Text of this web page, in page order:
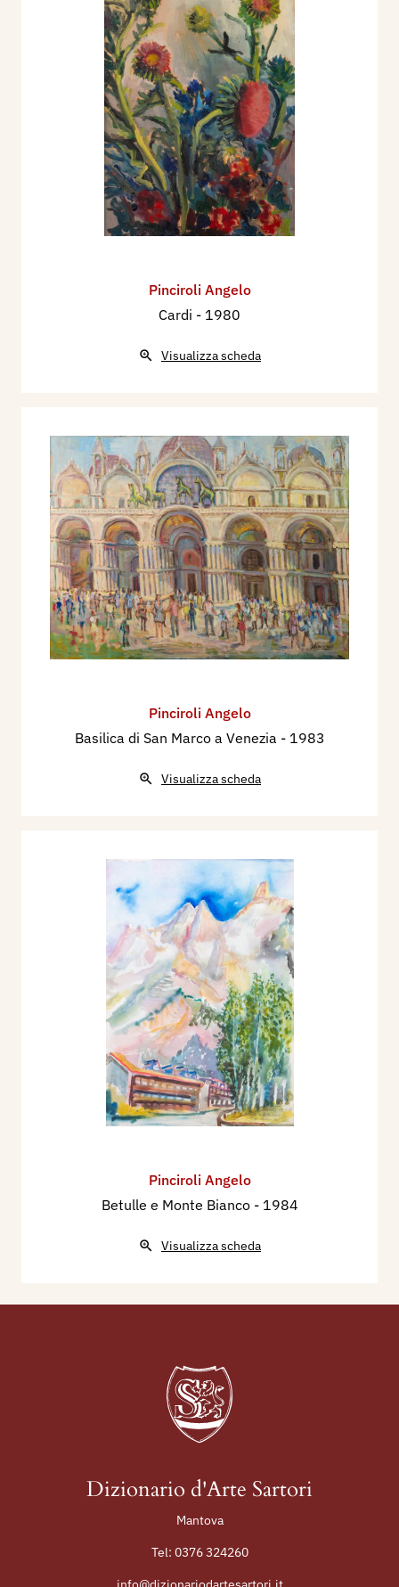
Pinciroli Angelo
Cardi - 1980
Visualizza scheda
Pinciroli Angelo
Basilica di San Marco a Venezia - 1983
Visualizza scheda
Pinciroli Angelo
Betulle e Monte Bianco - 1984
Visualizza scheda
Dizionario d'Arte Sartori
Mantova
Tel: 0376 324260